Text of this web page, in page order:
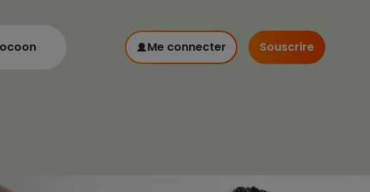
Me connecter Souscrire